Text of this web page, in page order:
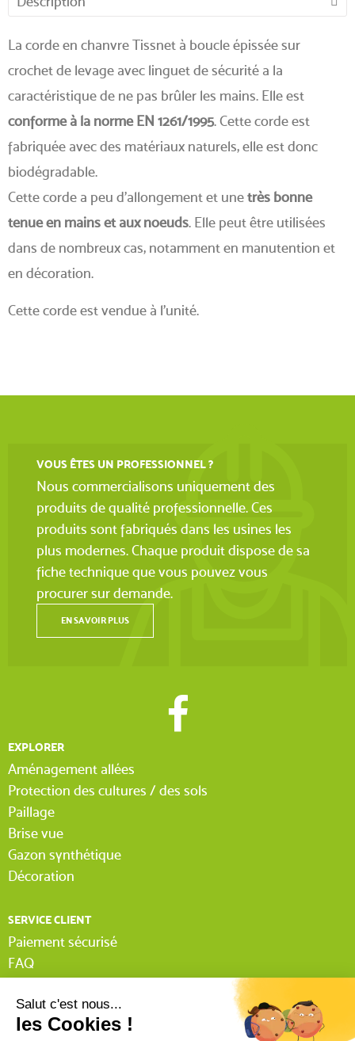
La corde en chanvre Tissnet à boucle épissée sur
crochet de levage avec linguet de sécurité a la
caractéristique de ne pas brûler les mains. Elle est
conforme à la norme EN 1261/1995. Cette corde est
fabriquée avec des matériaux naturels, elle est donc
biodégradable.
Cette corde a peu d'allongement et unetrès bonne
tenue en mains et aux noeuds. Elle peut être utilisées
dans de nombreux cas, notamment en manutention et
en décoration.
Cette corde est vendue à l'unité.
VOUS ÊTES UN PROFESSIONNEL ?
Nous commercialisons uniquement des
produits de qualité professionnelle. Ces
produits sont fabriqués dans les usines les
plus modernes. Chaque produit dispose de sa
fiche technique que vous pouvez vous
procurer sur demande.
EN SAVOIR PLUS
EXPLORER
Aménagement allées
Protection des cultures / des sols
Paillage
Brise vue
Gazon synthétique
Décoration
SERVICE CLIENT
Paiement sécurisé
FAQ
Lexique Tissnet
Suivi commande invité